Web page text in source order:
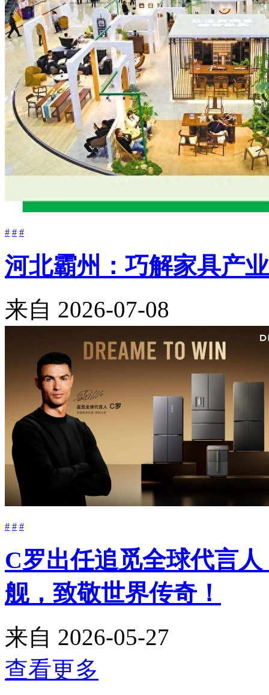
# # #
河北霸州：巧解家具产
来自 2026-07-08
# # #
C罗出任追觅全球代言
舰，致敬世界传奇！
来自 2026-05-27
查看更多